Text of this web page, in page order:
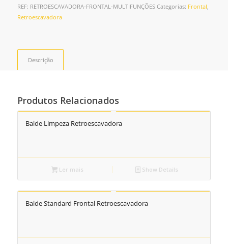
REF: RETROESCAVADORA-FRONTAL-MULTIFUNÇÕES Categorias: Frontal,
Retroescavadora
Descrição
Produtos Relacionados
Balde Limpeza Retroescavadora
Ler mais Show Details
Balde Standard Frontal Retroescavadora